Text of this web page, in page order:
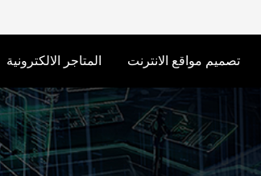
تصميم مواقع الانترنت المتاجر الالكترونية